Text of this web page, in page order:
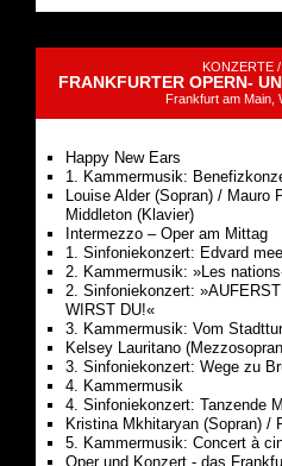
KONZERTE /
FRANKFURTER OPERN-
Frankfurt am Main,
Happy New Ears
1. Kammermusik:
Louise Alder (Sopran) / Mauro
Middleton (Klavier)
Intermezzo – Oper am Mittag
1. Sinfoniekonzert: Edvard
2. Kammermusik: »Les
2. Sinfoniekonzert:
WIRST DU!«
3. Kammermusik: Vom
Kelsey Lauritano
3. Sinfoniekonzert: Wege zu
4. Kammermusik
4. Sinfoniekonzert: Tanzende
Kristina Mkhitaryan (Sopran) /
5. Kammermusik: Concert à
Oper und Konzert - das